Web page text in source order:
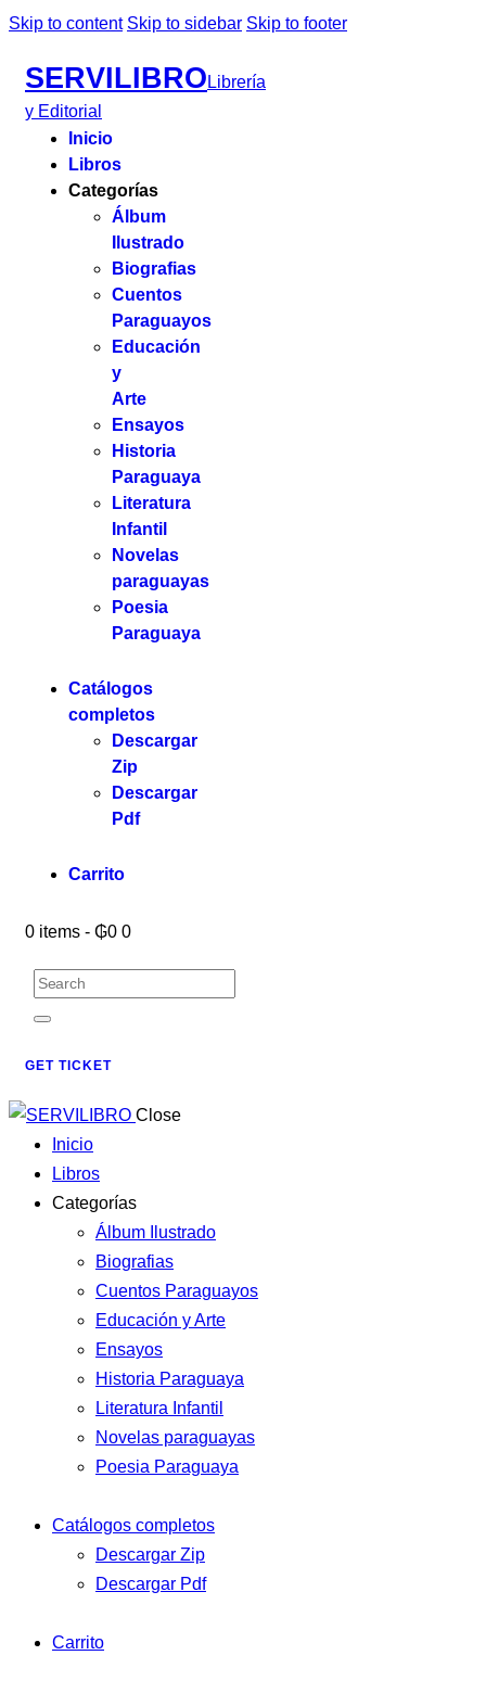
Skip to content Skip to sidebar Skip to footer
SERVILIBRO Librería
y Editorial
Inicio
Libros
Categorías
Álbum
Ilustrado
Biografias
Cuentos
Paraguayos
Educación
y
Arte
Ensayos
Historia
Paraguaya
Literatura
Infantil
Novelas
paraguayas
Poesia
Paraguaya
Catálogos
completos
Descargar
Zip
Descargar
Pdf
Carrito
0 items - ₲0 0
GET TICKET
Close
Inicio
Libros
Categorías
Álbum Ilustrado
Biografias
Cuentos Paraguayos
Educación y Arte
Ensayos
Historia Paraguaya
Literatura Infantil
Novelas paraguayas
Poesia Paraguaya
Catálogos completos
Descargar Zip
Descargar Pdf
Carrito